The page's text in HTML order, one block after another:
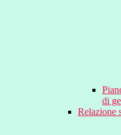
di
Relazione